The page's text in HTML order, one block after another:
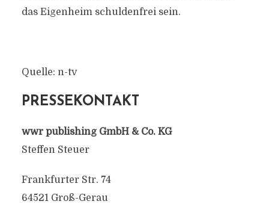
das Eigenheim schuldenfrei sein.
Quelle: n-tv
PRESSEKONTAKT
wwr publishing GmbH & Co. KG
Steffen Steuer
Frankfurter Str. 74
64521 Groß-Gerau